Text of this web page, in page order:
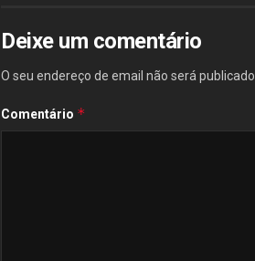
Deixe um comentário
O seu endereço de email não será publicado.
Comentário *